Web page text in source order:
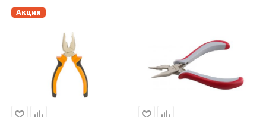
Акция